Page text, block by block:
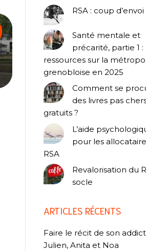
RSA : coup d’envoi
Santé mentale et
précarité, partie 1 :
ressources sur la
grenobloise en 2025
Comment se
des livres pas
gratuits ?
L’aide
pour les
RSA
Revalorisation du
socle
ARTICLES RÉCENTS
Faire le récit de son
Julien, Anita et Noa